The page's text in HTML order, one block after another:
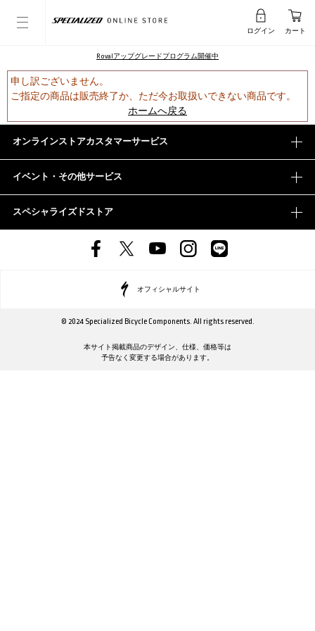
ログイン カート
Rovalアップグレードプログラム開催中
申し訳ございません。
ご指定の商品は販売終了か、ただ今お取扱いできない商品です。
ホームへ戻る
オンラインストアカスタマーサービス
イベント・その他サービス
スペシャライズドストア
オフィシャルサイト
© 2024 Specialized Bicycle Components. All rights reserved.
本サイト掲載商品のデザイン、仕様、価格等は
予告なく変更する場合があります。